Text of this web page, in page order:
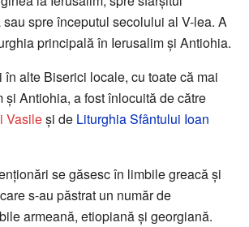
spre începutul secolului al V-lea. A
principală în Ierusalim şi Antiohia.
alte Biserici locale, cu toate că mai
şi Antiohia, a fost înlocuită de către
Vasileşi de Liturghia Sfântului Ioan
se găsesc în limbile greacă şi
s-au păstrat un număr de
armeană, etiopiană şi georgiană.